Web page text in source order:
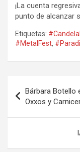
¡La cuenta
punto de alcanzar
Etiquetas:
#MetalFest,
de
entradas
Bárbara Botello
Oxxos y